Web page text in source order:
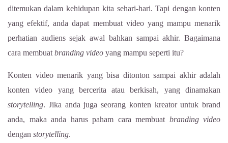
ditemukan dalam kehidupan kita sehari-hari. Tapi dengan konten
yang efektif, anda dapat membuat video yang mampu menarik
perhatian audiens sejak awal bahkan sampai akhir. Bagaimana
cara membuatbranding video yang mampu seperti itu?
Konten video menarik yang bisa ditonton sampai akhir adalah
konten video yang bercerita atau berkisah, yang dinamakan
storytelling. Jika anda juga seorang konten kreator untuk brand
anda, maka anda harus paham cara membuat brandingvideo
dengan storytelling.